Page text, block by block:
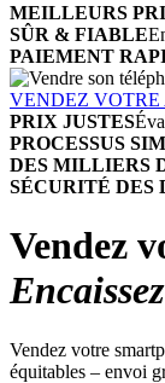
MEILLEURS
SÛR & FIABLE
PAIEMENT
VENDEZ VOTRE
PRIX JUSTES
PROCESSUS
DES MILLIERS
SÉCURITÉ DES
Vendez
Vendez votre
équitables – envoi